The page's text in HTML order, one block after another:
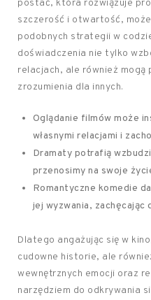
postać, która rozwiązuje
szczerość i otwartość,
podobnych strategii w
doświadczenia nie tylko
relacjach, ale również
zrozumienia dla innych.
Oglądanie filmów może
własnymi relacjami i
Dramaty potrafią
przenosimy na swoje
Romantyczne komedie
jej wyzwania,
Dlatego angażując się w
cudowne historie, ale
wewnętrznych emocji oraz
narzędziem do odkrywania